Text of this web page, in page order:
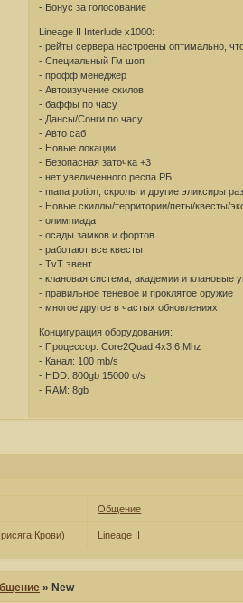
- Бонус за голосование
Lineage II Interlude x1000:
- рейты сервера настроены оптимально,
- Специальный Гм шоп
- профф менеджер
- Автоизучение скилов
- баффы по часу
- Дансы/Сонги по часу
- Авто саб
- Новые локации
- Безопасная заточка +3
- нет увеличенного респа РБ
- mana potion, скролы и другие эликсиры
- Новые скиллы/территории/петы/квесты/
- олимпиада
- осады замков и фортов
- работают все квесты
- TvT эвент
- клановая система, академии и клановые
- правильное теневое и проклятое оружие
- многое другое в частых обновлениях
Концигурация оборудования:
- Процессор: Core2Quad 4х3.6 Mhz
- Канал: 100 mb/s
- HDD: 800gb 15000 o/s
- RAM: 8gb
Общение
Крови) Lineage II
» New